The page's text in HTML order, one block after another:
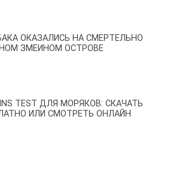
ОКАЗАЛИСЬ НА СМЕРТЕЛЬНО
ЗМЕИНОМ ОСТРОВЕ
TEST ДЛЯ МОРЯКОВ: СКАЧАТЬ
ИЛИ СМОТРЕТЬ ОНЛАЙН